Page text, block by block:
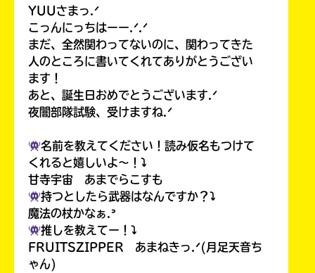
YUUさまっ.ᐟ
こっんにっちはーー.ᐟ.ᐟ
まだ、全然関わってないのに、関わってきた
人のところに書いてくれてありがとうござい
ます！
あと、誕生日おめでとうございます.ᐟ
夜闇部隊試験、受けますね.ᐟ
名前を教えてください！読み仮名もつけて
くれると嬉しいよ〜！⤵︎
甘寺宇宙 あまでらこすも
持つとしたら武器はなんですか？⤵︎
魔法の杖かなぁ.ᐣ
推しを教えてー！⤵︎
FRUITSZIPPER あまねきっ.ᐟ(月足天音ち
ゃん)